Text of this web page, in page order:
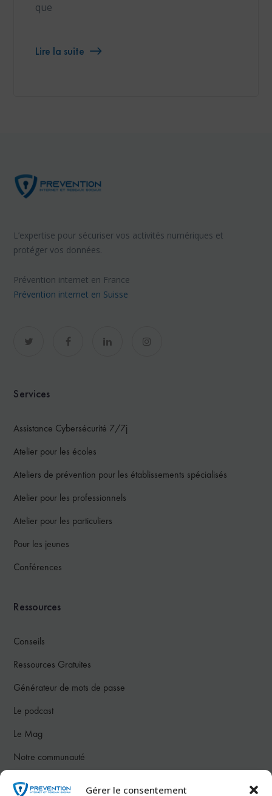
Gérer le consentement
que
Lire la suite
L’expertise pour sécuriser vos activités numériques et
protéger vos données.
Prévention internet en France
Prévention internet en Suisse
Services
Assistance Cybersécurité 7/7j
Atelier pour les écoles
Ateliers de prévention pour les établissements spécialisés
Atelier pour les professionnels
Atelier pour les particuliers
Pour les jeunes
Conférences
Ressources
Conseils
Ressources Gratuites
Générateur de mots de passe
Le podcast
Le Mag
Notre communauté